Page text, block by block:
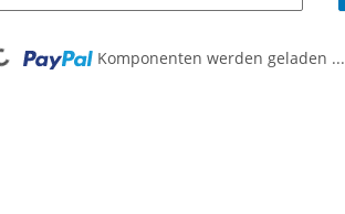
Komponenten werden geladen ...